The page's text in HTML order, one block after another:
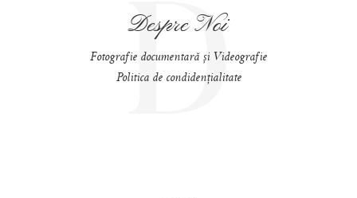
Despre Noi
D
Fotografie documentară și Videografie
Politica de condidențialitate